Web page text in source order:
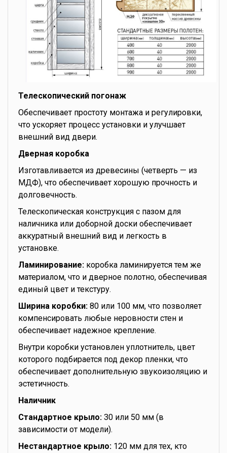
Телескопический погонаж
Обеспечивает простоту монтажа и регулировки,
что ускоряет процесс установки и улучшает
внешний вид двери.
Дверная коробка
Изготавливается из древесины (четверть — из
МДФ), что обеспечивает хорошую прочность и
долговечность.
Телескопическая конструкция с пазом для
наличника или доборной доски обеспечивает
аккуратный внешний вид и легкость в
установке.
Ламинирование: коробка ламинируется тем же
материалом, что и дверное полотно, обеспечивая
единый цвет и текстуру.
Ширина коробки: 80 или 100 мм, что позволяет
компенсировать любые неровности стен и
обеспечивает надежное крепление.
Внутри коробки установлен уплотнитель, цвет
которого подбирается под декор пленки, что
обеспечивает дополнительную звукоизоляцию и
эстетичность.
Наличник
Стандартное крыло: 30 или 50 мм (в
зависимости от модели).
Нестандартное крыло: 120 мм для тех, кто